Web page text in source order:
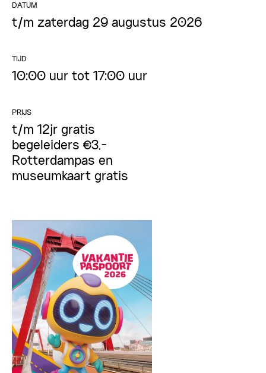
DATUM
t/m zaterdag 29 augustus 2026
TIJD
10:00 uur tot 17:00 uur
PRIJS
t/m 12jr gratis
begeleiders €3,-
Rotterdampas en
museumkaart gratis